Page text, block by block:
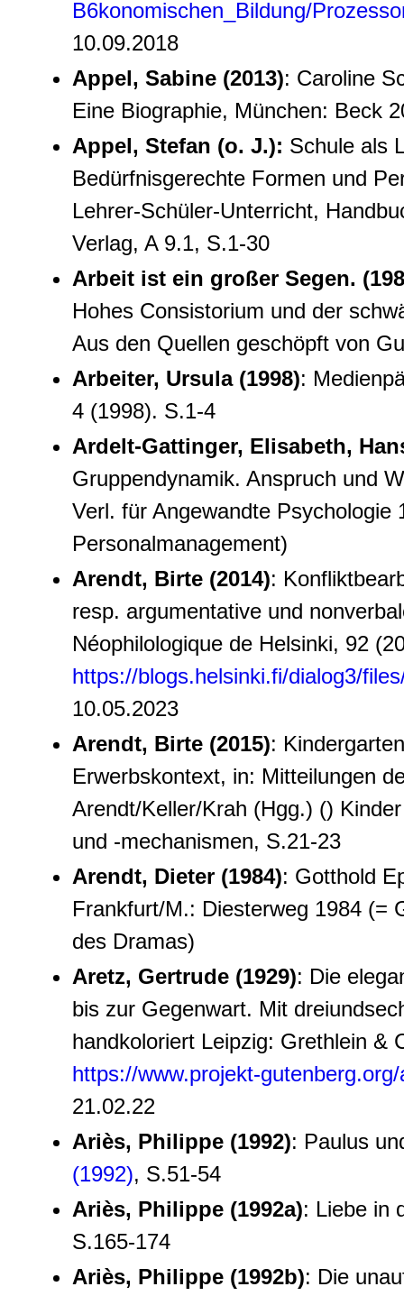
B6konomischen_Bildung/
10.09.2018
Appel, Sabine (2013): Caroline
Eine Biographie, München: Beck
Appel, Stefan (o. J.): Schule als
Bedürfnisgerechte Formen und
Lehrer-Schüler-Unterricht,
Verlag, A 9.1, S.1-30
Arbeit ist ein großer Segen.
Hohes Consistorium und der
Aus den Quellen geschöpft von
Arbeiter, Ursula (1998):
4 (1998). S.1-4
Ardelt-Gattinger, Elisabeth,
Gruppendynamik. Anspruch und
Verl. für Angewandte Psychologie
Personalmanagement)
Arendt, Birte (2014):
resp. argumentative und
Néophilologique de Helsinki, 92
https://blogs.helsinki.fi/dialog3/
10.05.2023
Arendt, Birte (2015):
Erwerbskontext, in: Mitteilungen
Arendt/Keller/Krah (Hgg.) ()
und -mechanismen, S.21-23
Arendt, Dieter (1984): Gotthold
Frankfurt/M.: Diesterweg 1984 (=
des Dramas)
Aretz, Gertrude (1929): Die
bis zur Gegenwart. Mit
handkoloriert Leipzig: Grethlein &
https://www.projekt-
21.02.22
Ariès, Philippe (1992): Paulus
(1992), S.51-54
Ariès, Philippe (1992a): Liebe in
S.165-174
Ariès, Philippe (1992b): Die